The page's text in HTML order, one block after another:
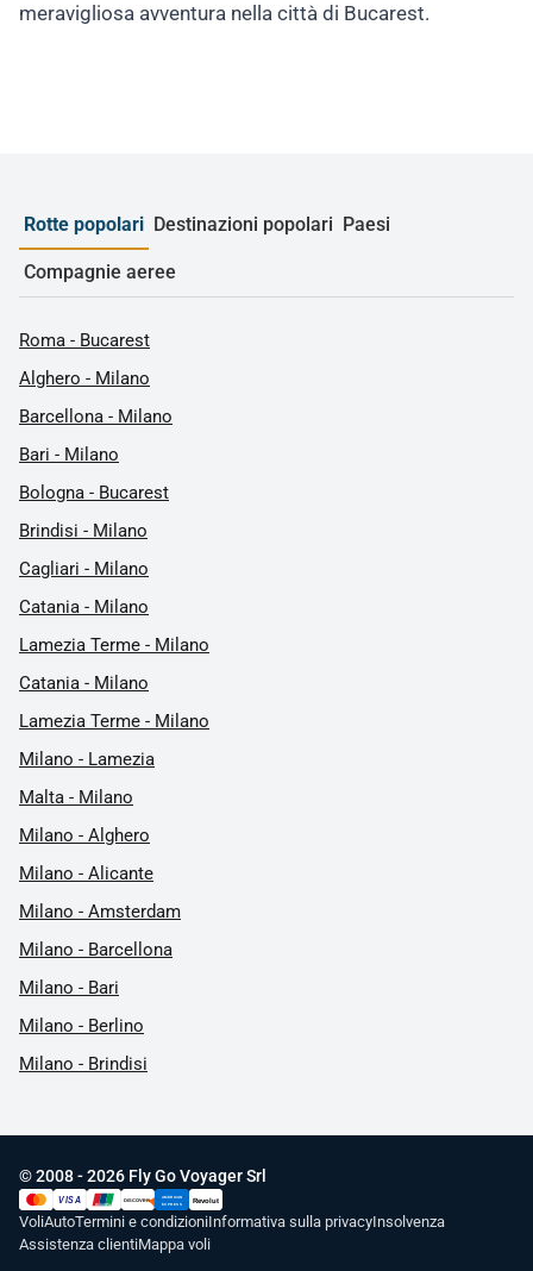
meravigliosa avventura nella città di Bucarest.
Rotte popolari Destinazioni popolari Paesi
Compagnie aeree
Roma - Bucarest
Alghero - Milano
Barcellona - Milano
Bari - Milano
Bologna - Bucarest
Brindisi - Milano
Cagliari - Milano
Catania - Milano
Lamezia Terme - Milano
Catania - Milano
Lamezia Terme - Milano
Milano - Lamezia
Malta - Milano
Milano - Alghero
Milano - Alicante
Milano - Amsterdam
Milano - Barcellona
Milano - Bari
Milano - Berlino
Milano - Brindisi
© 2008 - 2026 Fly Go Voyager Srl
VISA UnionPay
DISCOVER
AMERICAN
EXPRESS
Revolut
VoliAutoTermini e condizioniInformativa sulla privacyInsolvenza
Assistenza clientiMappa voli